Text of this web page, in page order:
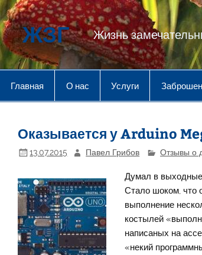
Перейти
к
содержимому
ЖЗГ Жизнь
Главная О нас Услуги
Оказывается у Arduino
13.07.2015 Павел Грибов Отзывы о
Думал в выходные
Стало шоком, что
выполнение
костылей
написаных на
«некий